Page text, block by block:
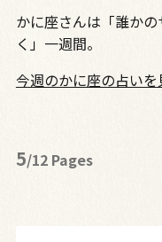
かに座さんは「誰か
く」一週間。
今週のかに座の占い
5/12 Pages